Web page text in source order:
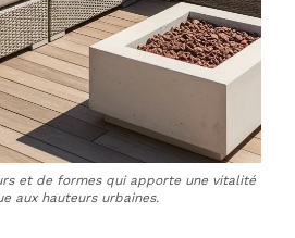
et de formes qui apporte une vitalité
aux hauteurs urbaines.